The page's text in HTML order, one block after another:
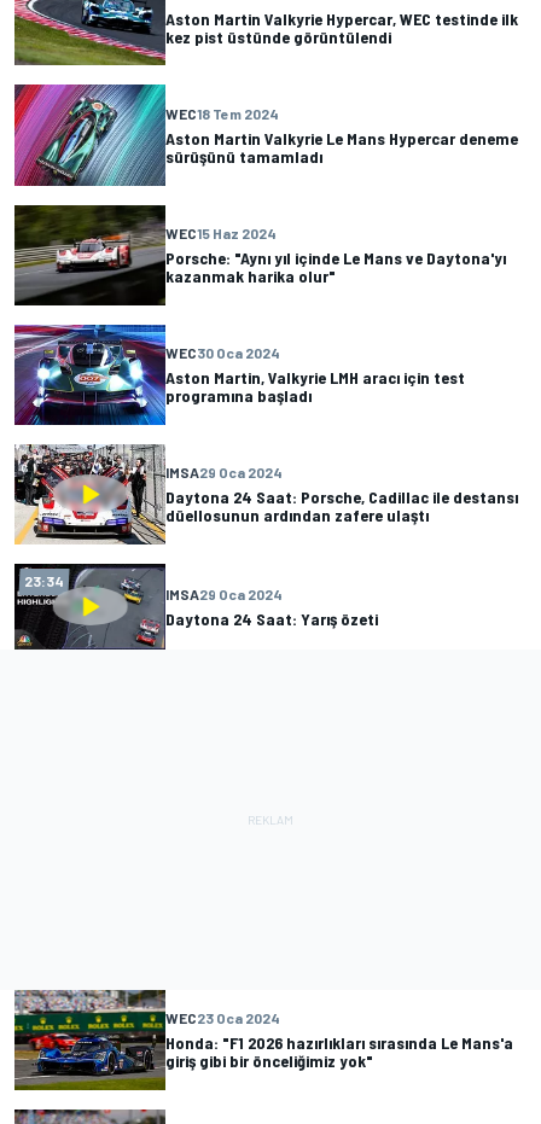
Aston Martin Valkyrie Hypercar, WEC testinde ilk
kez pist üstünde görüntülendi
WEC18 Tem 2024
Aston Martin Valkyrie Le Mans Hypercar deneme
sürüşünü tamamladı
WEC15 Haz 2024
Porsche: "Aynı yıl içinde Le Mans ve Daytona'yı
kazanmak harika olur"
WEC30 Oca 2024
Aston Martin, Valkyrie LMH aracı için test
programına başladı
IMSA29 Oca 2024
Daytona 24 Saat: Porsche, Cadillac ile destansı
düellosunun ardından zafere ulaştı
23:34
IMSA29 Oca 2024
Daytona 24 Saat: Yarış özeti
WEC23 Oca 2024
Honda: "F1 2026 hazırlıkları sırasında Le Mans'a
giriş gibi bir önceliğimiz yok"